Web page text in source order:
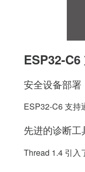
ESP32-C6
安全设备部署
ESP32-C6 支持
先进的诊断工
Thread 1.4 引入